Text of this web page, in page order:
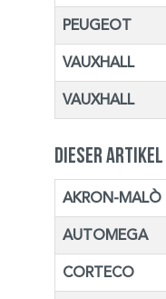
PEUGEOT
VAUXHALL
VAUXHALL
Dieser
AKRON-MALÒ
AUTOMEGA
CORTECO